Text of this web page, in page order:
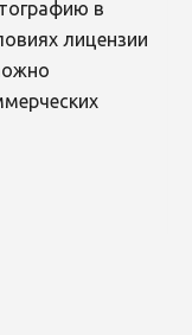
в
лицензии